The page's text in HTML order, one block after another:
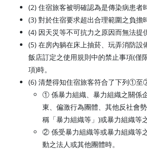
(2) 住宿旅客被明確認為是傳染病患者
(3) 對於住宿要求超出合理範圍之負擔
(4) 因天災等不可抗力之原因而無法提
(5) 在房內躺在床上抽菸、玩弄消防設
飯店訂定之使用規則中的禁止事項(僅
項)時。
(6) 清楚得知住宿旅客符合了下列①至
① 係暴力組織、暴力組織之關係
東、偏激行為團體、其他反社會
稱「暴力組織等」)或暴力組織等
② 係受暴力組織等或暴力組織等
動之法人或其他團體時。